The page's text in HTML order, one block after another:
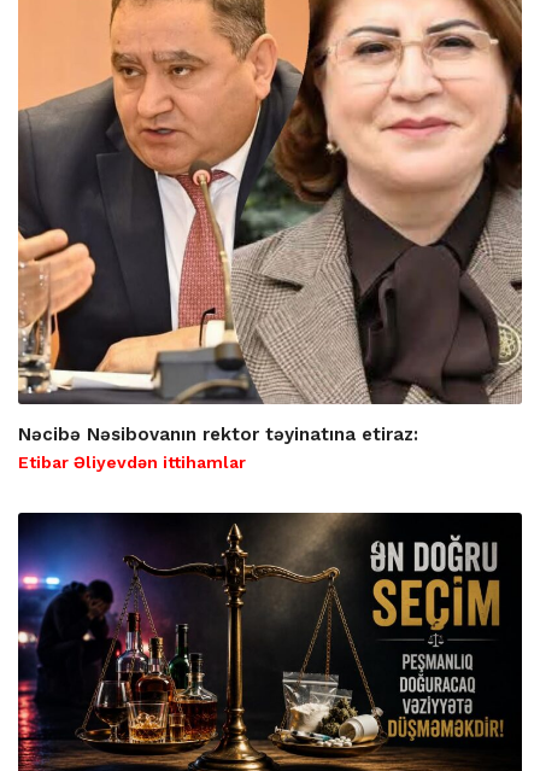
Nəcibə Nəsibovanın rektor təyinatına etiraz:
Etibar Əliyevdən ittihamlar